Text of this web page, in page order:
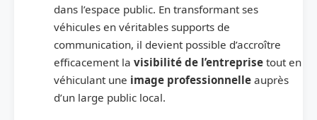
dans l’espace public. En transformant ses
véhicules en véritables supports de
communication, il devient possible d’accroître
efficacement la visibilité de l’entreprise tout en
véhiculant une image professionnelle auprès
d’un large public local.